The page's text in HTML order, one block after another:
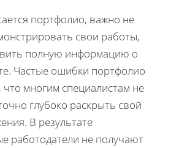
портфолио, важно не
свои работы,
полную информацию о
Частые ошибки портфолио
что многим специалистам не
глубоко раскрыть свой
В результате
работодатели не получают